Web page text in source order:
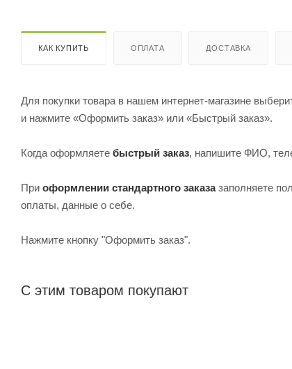
КАК КУПИТЬ ОПЛАТА ДОСТАВКА
Для покупки товара в нашем интернет-магазине
и нажмите «Оформить заказ» или «Быстрый заказ».
Когда оформляете быстрый заказ, напишите ФИО,
При оформлении стандартного заказа заполняете
оплаты, данные о себе.
Нажмите кнопку "Оформить заказ".
С этим товаром покупают